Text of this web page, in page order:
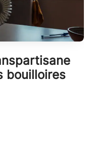
bouilloires